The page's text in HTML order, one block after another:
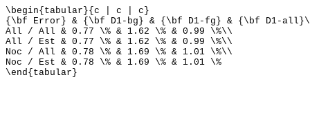
\begin{tabular}{c | c | c}
{\bf Error} & {\bf D1-bg} & {\bf D1-fg} & {\bf D1-
All / All & 0.77 \% & 1.62 \% & 0.99 \%\\
All / Est & 0.77 \% & 1.62 \% & 0.99 \%\\
Noc / All & 0.78 \% & 1.69 \% & 1.01 \%\\
Noc / Est & 0.78 \% & 1.69 \% & 1.01 \%
\end{tabular}